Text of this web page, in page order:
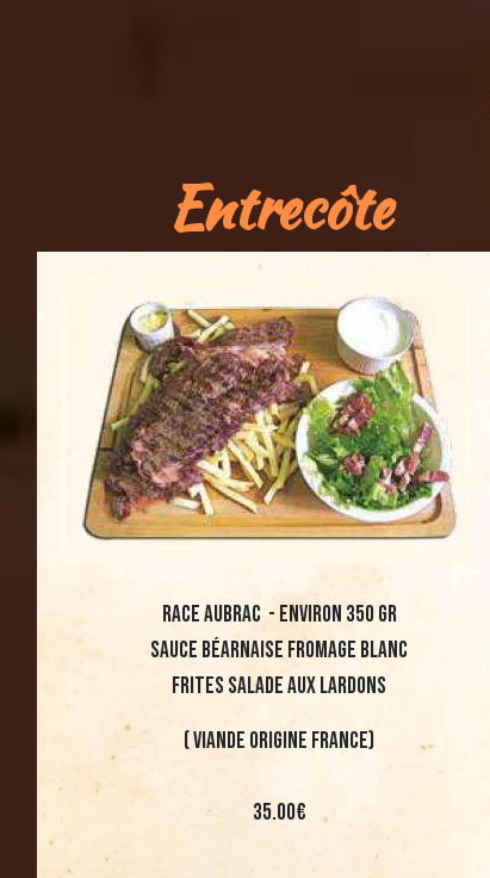
Entrecôte
race aubrac - environ 350 gr
Sauce Béarnaise Fromage blanc
Frites Salade aux lardons
( viande origine france)
35.00€